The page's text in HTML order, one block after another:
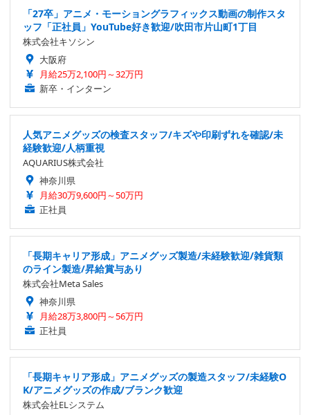
「27卒」アニメ・モーショングラフィックス動画の制作スタ
ッフ「正社員」YouTube好き歓迎/吹田市片山町1丁目
株式会社キソシン
大阪府
月給25万2,100円～32万円
新卒・インターン
人気アニメグッズの検査スタッフ/キズや印刷ずれを確認/未
経験歓迎/人柄重視
AQUARIUS株式会社
神奈川県
月給30万9,600円～50万円
正社員
「長期キャリア形成」アニメグッズ製造/未経験歓迎/雑貨類
のライン製造/昇給賞与あり
株式会社Meta Sales
神奈川県
月給28万3,800円～56万円
正社員
「長期キャリア形成」アニメグッズの製造スタッフ/未経験O
K/アニメグッズの作成/ブランク歓迎
株式会社ELシステム